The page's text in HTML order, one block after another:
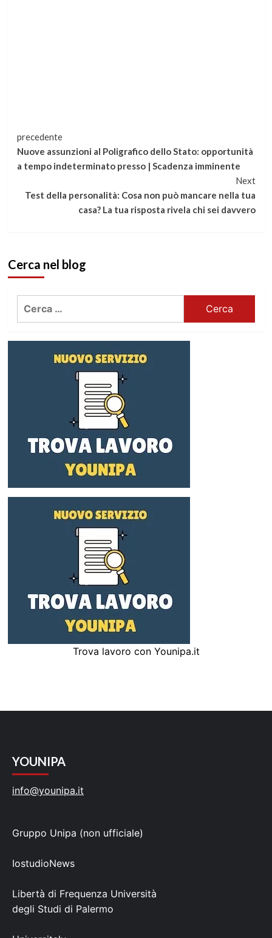
Continua
a
leggere
precedente
Nuove assunzioni al Poligrafico dello Stato: opportunità
a tempo indeterminato presso | Scadenza imminente
Next
Test della personalità: Cosa non può mancare nella tua
casa? La tua risposta rivela chi sei davvero
Cerca nel blog
Trova lavoro con Younipa.it
YOUNIPA
info@younipa.it
Gruppo Unipa (non ufficiale)
IostudioNews
Libertà di Frequenza Università
degli Studi di Palermo